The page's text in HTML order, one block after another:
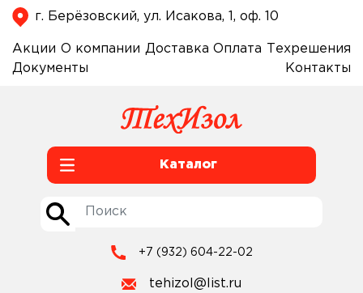
г. Берёзовский, ул. Исакова, 1, оф. 10
Акции О компании Доставка Оплата
Техрешения
Документы
Контакты
Каталог
+7 (932) 604-22-02
tehizol@list.ru